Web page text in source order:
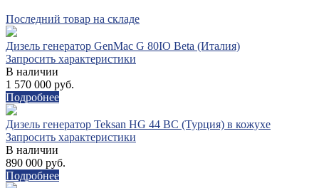
Последний товар на складе
Дизель генератор GenMac G 80IO Beta (Италия)
Запросить характеристики
В наличии
1 570 000 руб.
Подробнее
Дизель генератор Teksan HG 44 BC (Турция) в кожухе
Запросить характеристики
В наличии
890 000 руб.
Подробнее